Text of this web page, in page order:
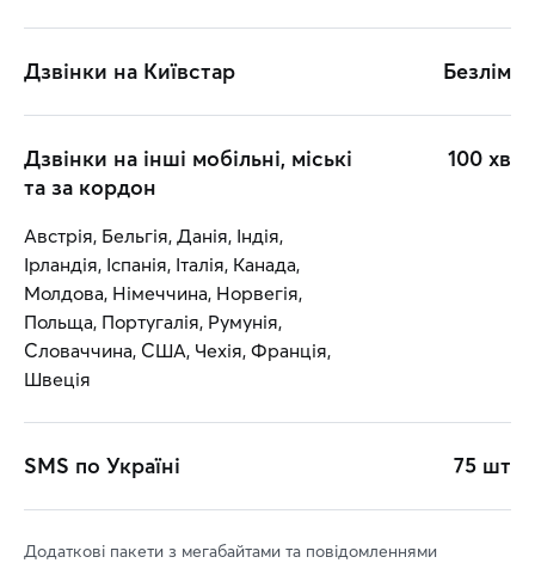
Дзвінки на Київстар Безлім
Дзвінки на інші мобільні, міські
та за кордон
Австрія, Бельгія, Данія, Індія,
Ірландія, Іспанія, Італія, Канада,
Молдова, Німеччина, Норвегія,
Польща, Португалія, Румунія,
Словаччина, США, Чехія, Франція,
Швеція
100 хв
SMS по Україні 75 шт
Додаткові пакети з мегабайтами та повідомленнями